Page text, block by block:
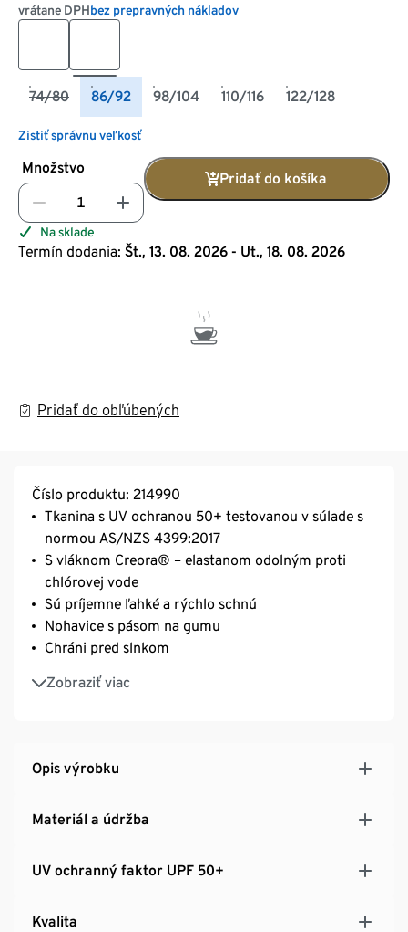
vrátane DPHbez prepravných nákladov
74/80 86/92 98/104 110/116 122/128
Zistiť správnu veľkosť
Množstvo
Pridať do košíka
Na sklade
Termín dodania: Št., 13. 08. 2026 - Ut., 18. 08. 2026
Pridať do obľúbených
Číslo produktu: 214990
Tkanina s UV ochranou 50+ testovanou v súlade s
normou AS/NZS 4399:2017
S vláknom Creora® – elastanom odolným proti
chlórovej vode
Sú príjemne ľahké a rýchlo schnú
Nohavice s pásom na gumu
Chráni pred slnkom
Zobraziť viac
S elastanom: dobre držia tvar, perfektne sedia a
Opis výrobku
Materiál a údržba
UV ochranný faktor UPF 50+
Kvalita